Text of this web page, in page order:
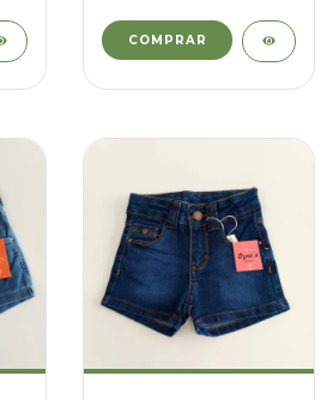
COMPRAR